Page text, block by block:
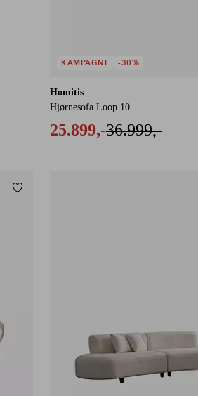
Homitis
Hjørnesofa Loop 10
25.899,-36.999,-
KAMPAGNE -30%
Tilføj til favoritter